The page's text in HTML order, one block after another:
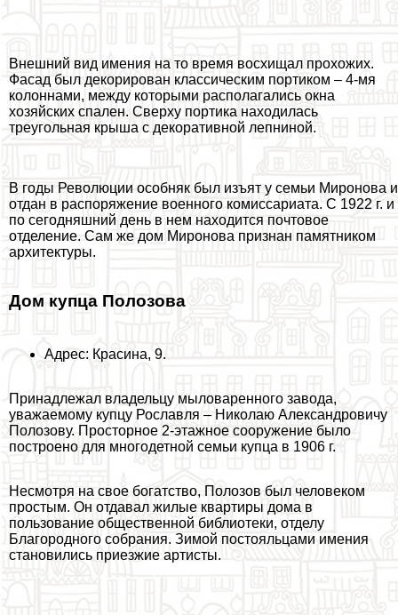
Внешний вид имения на то время восхищал прохожих.
Фасад был декорирован классическим портиком – 4-мя
колоннами, между которыми располагались окна
хозяйских спален. Сверху портика находилась
треугольная крыша с декоративной лепниной.
В годы Революции особняк был изъят у семьи Миронова и
отдан в распоряжение военного комиссариата. С 1922 г. и
по сегодняшний день в нем находится почтовое
отделение. Сам же дом Миронова признан памятником
архитектуры.
Дом купца Полозова
Адрес: Красина, 9.
Принадлежал владельцу мыловаренного завода,
уважаемому купцу Рославля – Николаю Александровичу
Полозову. Просторное 2-этажное сооружение было
построено для многодетной семьи купца в 1906 г.
Несмотря на свое богатство, Полозов был человеком
простым. Он отдавал жилые квартиры дома в
пользование общественной библиотеки, отделу
Благородного собрания. Зимой постояльцами имения
становились приезжие артисты.